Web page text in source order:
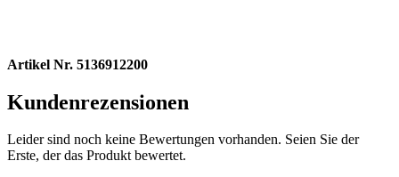
Artikel Nr. 5136912200
Kundenrezensionen
Leider sind noch keine Bewertungen vorhanden. Seien Sie der
Erste, der das Produkt bewertet.